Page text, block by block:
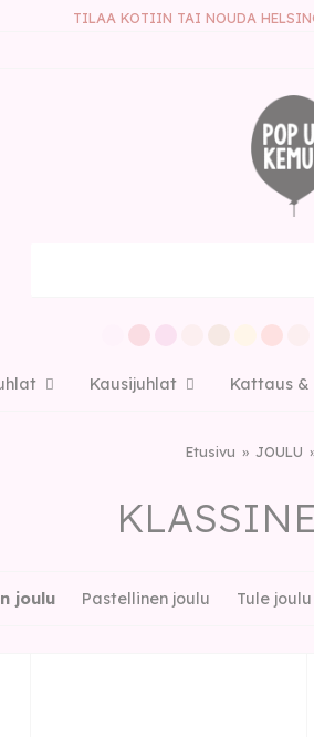
TILAA KOTIIN TAI NOUDA
Kausijuhlat Kattaus &
Etusivu JOULU
joulu Pastellinen joulu Tule